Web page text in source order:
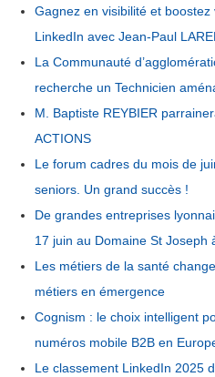
Gagnez en visibilité et
LinkedIn avec Jean-Paul
La Communauté
recherche un Technicien
M. Baptiste REYBIER
ACTIONS
Le forum cadres du mois de
seniors. Un grand succès !
De grandes entreprises
17 juin au Domaine St Joseph
Les métiers de la santé
métiers en émergence
Cognism : le choix intelligent
numéros mobile B2B en
Le classement LinkedIn 2025